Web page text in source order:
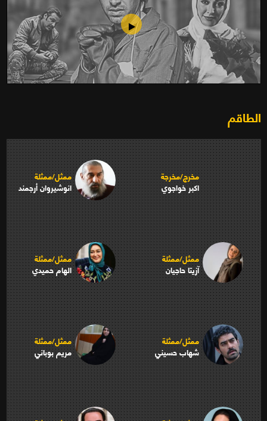
الطاقم
مخرج/مخرجة
اكبر خواجوي
ممثل/ممثلة
انوشيروان أرجمند
ممثل/ممثلة
آزيتا حاجيان
ممثل/ممثلة
الهام حميدي
ممثل/ممثلة
شهاب حسيني
ممثل/ممثلة
مريم بوباني